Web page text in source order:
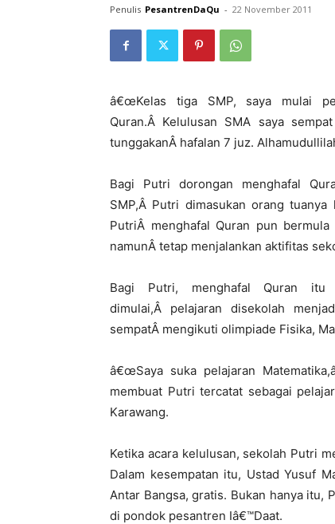
Penulis PesantrenDaQu - 22 November 2011
â€œKelas tiga SMP, saya mulai
Quran.Â Kelulusan SMA saya
tunggakanÂ hafalan 7 juz.
Bagi Putri dorongan menghafal
SMP,Â Putri dimasukan orang
PutriÂ menghafal Quran pun
namunÂ tetap menjalankan aktifitas
Bagi Putri, menghafal Quran itu
dimulai,Â pelajaran disekolah
sempatÂ mengikuti olimpiade Fisika,
â€œSaya suka pelajaran
membuat Putri tercatat sebagai
Karawang.
Ketika acara kelulusan, sekolah Putri
Dalam kesempatan itu, Ustad Yusuf
Antar Bangsa, gratis. Bukan hanya itu,
di pondok pesantren Iâ€™Daat.